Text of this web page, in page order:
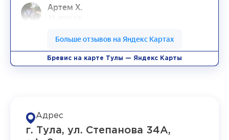
Бревис на карте Тулы — Яндекс Карты
Адрес
г. Тула, ул. Степанова 34А,